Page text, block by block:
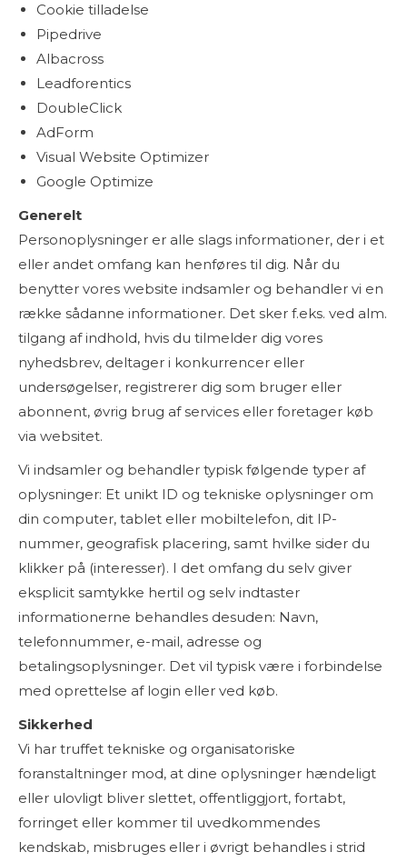
Cookie tilladelse
Pipedrive
Albacross
Leadforentics
DoubleClick
AdForm
Visual Website Optimizer
Google Optimize
Generelt
Personoplysninger er alle slags informationer, der i et
eller andet omfang kan henføres til dig. Når du
benytter vores website indsamler og behandler vi en
række sådanne informationer. Det sker f.eks. ved alm.
tilgang af indhold, hvis du tilmelder dig vores
nyhedsbrev, deltager i konkurrencer eller
undersøgelser, registrerer dig som bruger eller
abonnent, øvrig brug af services eller foretager køb
via websitet.
Vi indsamler og behandler typisk følgende typer af
oplysninger: Et unikt ID og tekniske oplysninger om
din computer, tablet eller mobiltelefon, dit IP-
nummer, geografisk placering, samt hvilke sider du
klikker på (interesser). I det omfang du selv giver
eksplicit samtykke hertil og selv indtaster
informationerne behandles desuden: Navn,
telefonnummer, e-mail, adresse og
betalingsoplysninger. Det vil typisk være i forbindelse
med oprettelse af login eller ved køb.
Sikkerhed
Vi har truffet tekniske og organisatoriske
foranstaltninger mod, at dine oplysninger hændeligt
eller ulovligt bliver slettet, offentliggjort, fortabt,
forringet eller kommer til uvedkommendes
kendskab, misbruges eller i øvrigt behandles i strid